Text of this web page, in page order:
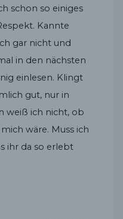
schon so einiges
Kannte
gar nicht und
in den nächsten
einlesen. Klingt
gut, nur in
weiß ich nicht, ob
wäre. Muss ich
ihr da so erlebt